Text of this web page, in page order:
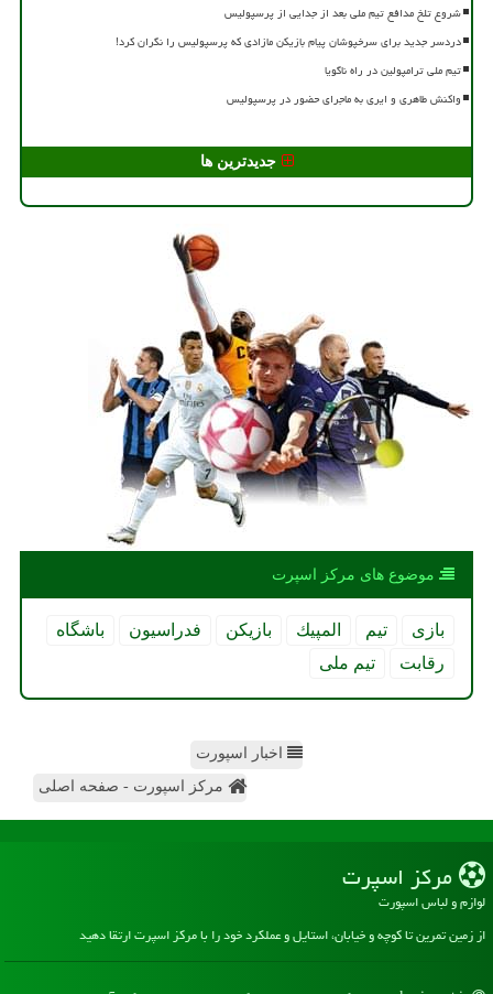
شروع تلخ مدافع تیم ملی بعد از جدایی از پرسپولیس
دردسر جدید برای سرخپوشان پیام بازیکن مازادی که پرسپولیس را نگران کرد!
تیم ملی ترامپولین در راه ناگویا
واکنش طاهری و ایری به ماجرای حضور در پرسپولیس
جدیدترین ها
موضوع های مركز اسپرت
بازی تیم المپیك بازیكن فدراسیون
باشگاه
رقابت
تیم ملی
اخبار اسپورت
مرکز اسپورت - صفحه اصلی
مركز اسپرت
لوازم و لباس اسپورت
از زمین تمرین تا کوچه و خیابان، استایل و عملکرد خود را با مرکز اسپرت ارتقا دهید